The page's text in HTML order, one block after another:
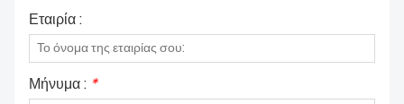
Εταιρία :
Μήνυμα : *